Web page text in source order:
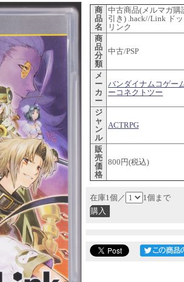
商
品
名
中古商品(メルマガ購
引き) .hack//Link ド
リンク
商
品
分
類
中古/PSP
メ
ー
カ
ー
バンダイナムコゲー
ーコネクトツー
ジ
ャ
ン
ル
ACTRPG
販
売
価
格
800円(税込)
在庫1個／ 1個まで